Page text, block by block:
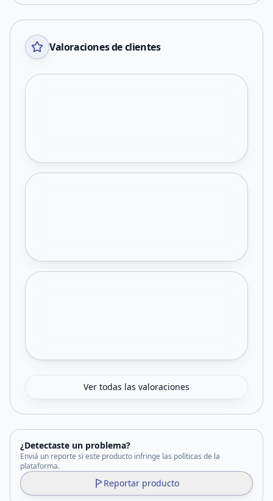
Valoraciones de clientes
Ver todas las valoraciones
¿Detectaste un problema?
Enviá un reporte si este producto infringe las políticas de la
plataforma.
Reportar producto